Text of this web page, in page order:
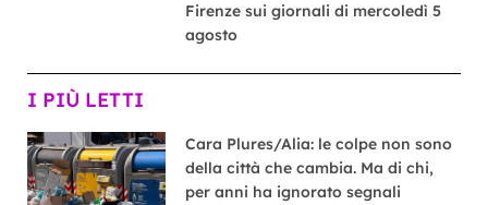
Firenze sui giornali di mercoledì 5
agosto
I PIÙ LETTI
Cara Plures/Alia: le colpe non sono
della città che cambia. Ma di chi,
per anni ha ignorato segnali